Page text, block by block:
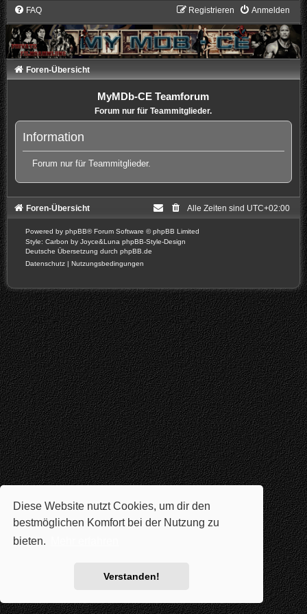
Diese Website nutzt Cookies, um dir den
bestmöglichen Komfort bei der Nutzung zu
bieten.
Verstanden!
FAQ Anmelden
Registrieren
Foren-Übersicht
MyMDb-CE Teamforum
Forum nur für Teammitglieder.
Information
Forum nur für Teammitglieder.
Foren-Übersicht Alle Zeiten sind UTC+02:00
Powered by phpBB® Forum Software © phpBB Limited
Style: Carbon by Joyce&Luna phpBB-Style-Design
Deutsche Übersetzung durch phpBB.de
Datenschutz | Nutzungsbedingungen